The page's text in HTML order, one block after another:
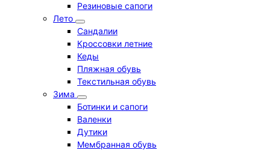
Резиновые сапоги
Лето
Cандалии
Кроссовки летние
Кеды
Пляжная обувь
Текстильная обувь
Зима
Ботинки и сапоги
Валенки
Дутики
Мембранная обувь